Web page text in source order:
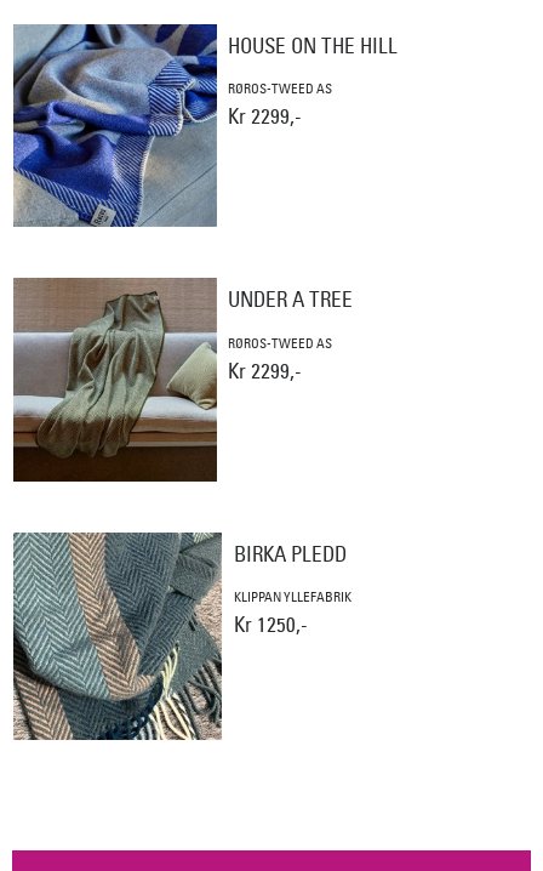
HOUSE ON THE HILL
RØROS-TWEED AS
Kr 2299,-
UNDER A TREE
RØROS-TWEED AS
Kr 2299,-
BIRKA PLEDD
KLIPPAN YLLEFABRIK
Kr 1250,-